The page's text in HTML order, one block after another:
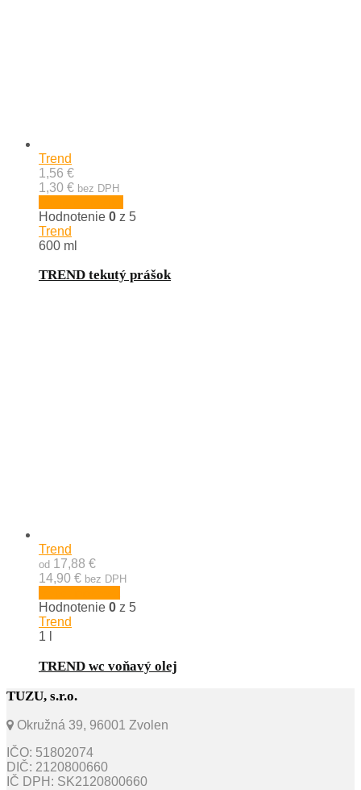
Trend
1,56 €
1,30 € bez DPH
Hodnotenie 0 z 5
Trend
600 ml
TREND tekutý prášok
Trend
od 17,88 €
14,90 € bez DPH
Hodnotenie 0 z 5
Trend
1 l
TREND wc voňavý olej
TUZU, s.r.o.
Okružná 39, 96001 Zvolen
IČO: 51802074
DIČ: 2120800660
IČ DPH: SK2120800660